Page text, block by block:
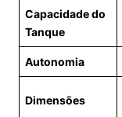
Capacidade do
Tanque
Autonomia
Dimensões